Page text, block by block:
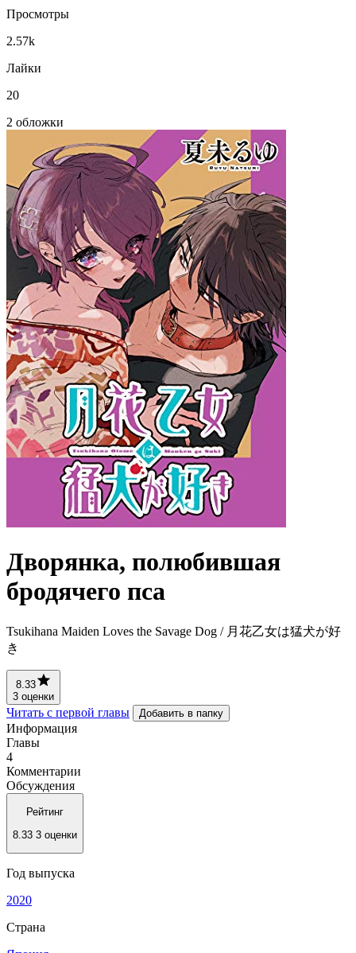
Просмотры
2.57k
Лайки
20
2 обложки
Дворянка, полюбившая
бродячего пса
Tsukihana Maiden Loves the Savage Dog / 月花乙女は猛犬が好
き
8.33
3 оценки
Читать с первой главы Добавить в папку
Информация
Главы
4
Комментарии
Обсуждения
Рейтинг
8.33 3 оценки
Год выпуска
2020
Страна